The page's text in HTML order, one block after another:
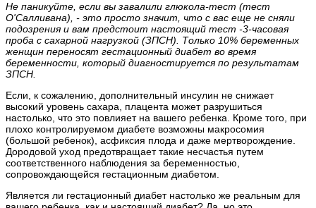
Не паникуйте, если вы завалили глюкола-тест (тест
О'Салливана), - это просто значит, что с вас еще не сняли
подозрения и вам предстоит настоящий тест -3-часовая
проба с сахарной нагрузкой (ЗПСН). Только 10% беременных
женщин переносят гестационный диабет во время
беременности, который диагностируется по результатам
ЗПСН.
Если, к сожалению, дополнительный инсулин не снижает
высокий уровень сахара, плацента может разрушиться
настолько, что это повлияет на вашего ребенка. Кроме того, при
плохо контролируемом диабете возможны макросомия
(большой ребенок), асфиксия плода и даже мертворождение.
Дородовой уход предотвращает такие несчастья путем
соответственного наблюдения за беременностью,
сопровождающейся гестационным диабетом.
Является ли гестационный диабет настолько же реальным для